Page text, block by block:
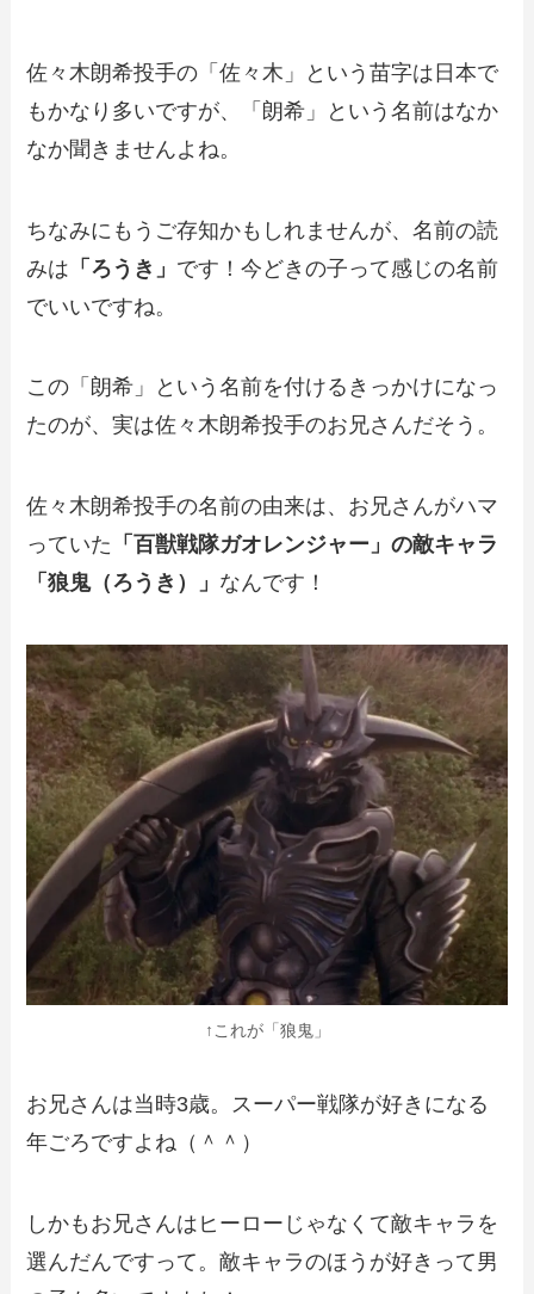
佐々木朗希投手の「佐々木」という苗字は日本で
もかなり多いですが、「朗希」という名前はなか
なか聞きませんよね。
ちなみにもうご存知かもしれませんが、名前の読
みは 「ろうき」 です！今どきの子って感じの名前
でいいですね。
この「朗希」という名前を付けるきっかけになっ
たのが、実は佐々木朗希投手のお兄さんだそう。
佐々木朗希投手の名前の由来は、お兄さんがハマ
っていた 「百獣戦隊ガオレンジャー」の敵キャラ
「狼鬼（ろうき）」 なんです！
↑これが「狼鬼」
お兄さんは当時3歳。スーパー戦隊が好きになる
年ごろですよね（＾＾）
しかもお兄さんはヒーローじゃなくて敵キャラを
選んだんですって。敵キャラのほうが好きって男